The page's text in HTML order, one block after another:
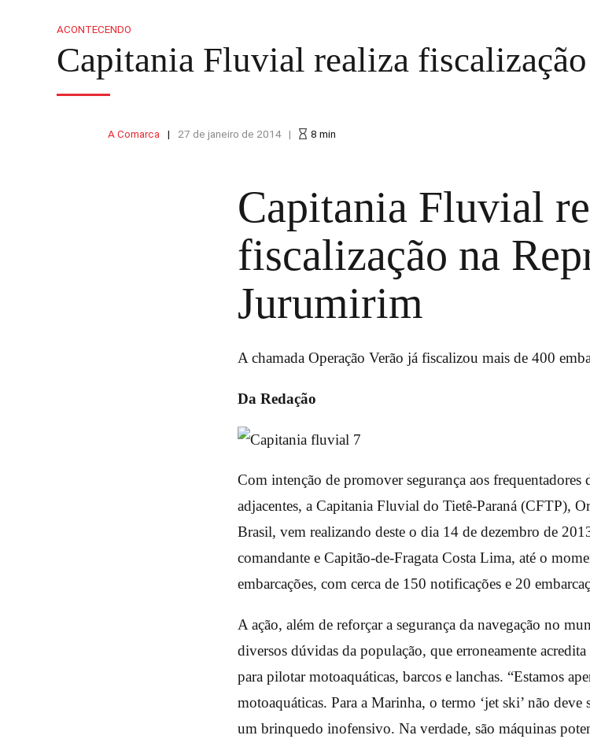
ACONTECENDO
Capitania Fluvial realiza
A Comarca 27 de janeiro de 2014 8 min
Capitania Fluvial
fiscalização na
Jurumirim
A chamada Operação Verão já fiscalizou mais de 400
Da Redação
Com intenção de promover segurança aos
adjacentes, a Capitania Fluvial do Tietê-Paraná (CFTP),
Brasil, vem realizando deste o dia 14 de dezembro de
comandante e Capitão-de-Fragata Costa Lima, até o
embarcações, com cerca de 150 notificações e 20
A ação, além de reforçar a segurança da navegação no
diversos dúvidas da população, que erroneamente acredita
para pilotar motoaquáticas, barcos e lanchas. “Estamos
motoaquáticas. Para a Marinha, o termo ‘jet ski’ não deve
um brinquedo inofensivo. Na verdade, são máquinas